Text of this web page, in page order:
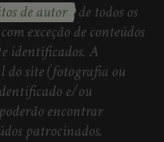
de autor de todos os
exceção de conteúdos
identificados. A
do site (fotografia ou
e/ou
encontrar
patrocinados.